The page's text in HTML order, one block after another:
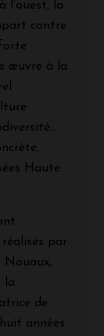
l’ouest, la
contre
œuvre à la
:
Haute
par
Nouaux,
la
de
années.